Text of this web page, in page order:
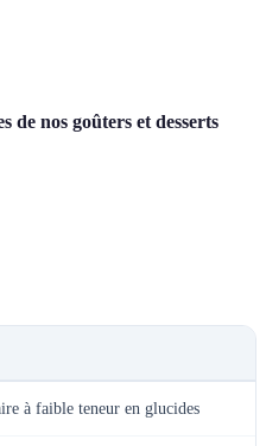
de nos goûters et desserts
à faible teneur en glucides